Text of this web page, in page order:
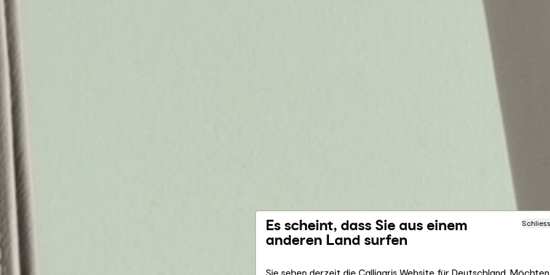
Es scheint, dass Sie aus einem
anderen Land surfen
Sie sehen derzeit die Calligaris Website für Deutschland. Möchten